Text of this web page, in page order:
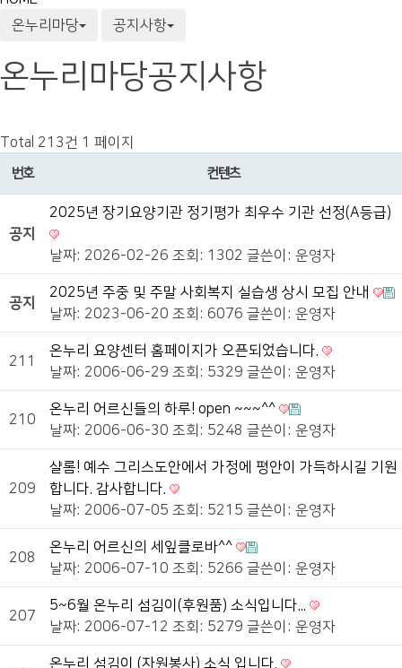
온누리마당
공지사항
온누리마당공지사항
Total 213건 1 페이지
번호 컨텐츠
공지
2025년 장기요양기관 정기평가 최우수 기관 선정(A등급)
날짜: 2026-02-26 조회: 1302 글쓴이: 운영자
공지
2025년 주중 및 주말 사회복지 실습생 상시 모집 안내
날짜: 2023-06-20 조회: 6076 글쓴이: 운영자
211
온누리 요양센터 홈페이지가 오픈되었습니다.
날짜: 2006-06-29 조회: 5329 글쓴이: 운영자
210
온누리 어르신들의 하루! open ~~~^^
날짜: 2006-06-30 조회: 5248 글쓴이: 운영자
209
샬롬! 예수 그리스도안에서 가정에 평안이 가득하시길 기원
합니다. 감사합니다.
날짜: 2006-07-05 조회: 5215 글쓴이: 운영자
208
온누리 어르신의 세잎클로바^^
날짜: 2006-07-10 조회: 5266 글쓴이: 운영자
207
5~6월 온누리 섬김이(후원품) 소식입니다...
날짜: 2006-07-12 조회: 5279 글쓴이: 운영자
온누리 섬김이 (자원봉사) 소식 입니다.